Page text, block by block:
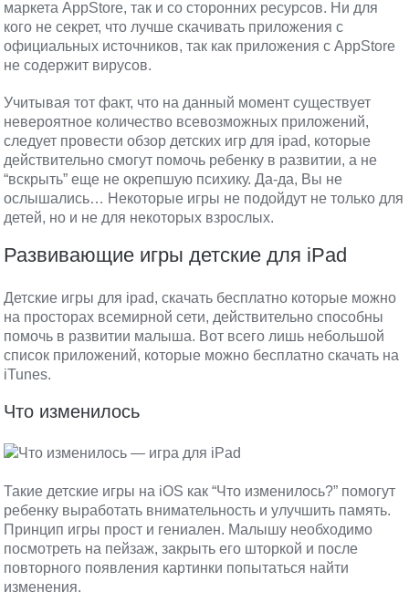
маркета AppStore, так и со сторонних ресурсов. Ни для
кого не секрет, что лучше скачивать приложения с
официальных источников, так как приложения с AppStore
не содержит вирусов.
Учитывая тот факт, что на данный момент существует
невероятное количество всевозможных приложений,
следует провести обзор детских игр для ipad, которые
действительно смогут помочь ребенку в развитии, а не
“вскрыть” еще не окрепшую психику. Да-да, Вы не
ослышались… Некоторые игры не подойдут не только для
детей, но и не для некоторых взрослых.
Развивающие игры детские для iPad
Детские игры для ipad, скачать бесплатно которые можно
на просторах всемирной сети, действительно способны
помочь в развитии малыша. Вот всего лишь небольшой
список приложений, которые можно бесплатно скачать на
iTunes.
Что изменилось
Такие детские игры на iOS как “Что изменилось?” помогут
ребенку выработать внимательность и улучшить память.
Принцип игры прост и гениален. Малышу необходимо
посмотреть на пейзаж, закрыть его шторкой и после
повторного появления картинки попытаться найти
изменения.